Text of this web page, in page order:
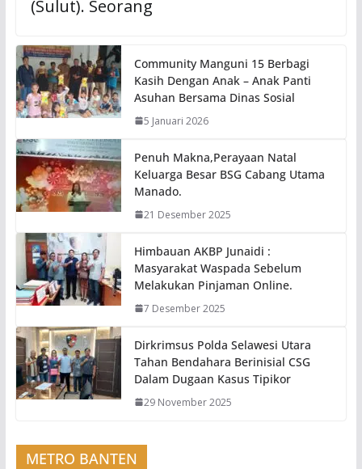
(Sulut). Seorang
Community Manguni 15 Berbagi
Kasih Dengan Anak – Anak Panti
Asuhan Bersama Dinas Sosial
5 Januari 2026
Penuh Makna,Perayaan Natal
Keluarga Besar BSG Cabang Utama
Manado.
21 Desember 2025
Himbauan AKBP Junaidi :
Masyarakat Waspada Sebelum
Melakukan Pinjaman Online.
7 Desember 2025
Dirkrimsus Polda Selawesi Utara
Tahan Bendahara Berinisial CSG
Dalam Dugaan Kasus Tipikor
29 November 2025
METRO BANTEN